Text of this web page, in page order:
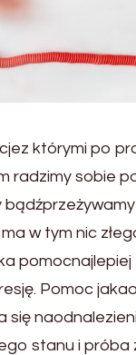
którymi po
radzimy sobie
w tym nic
Pomoc
się
stanu i próba